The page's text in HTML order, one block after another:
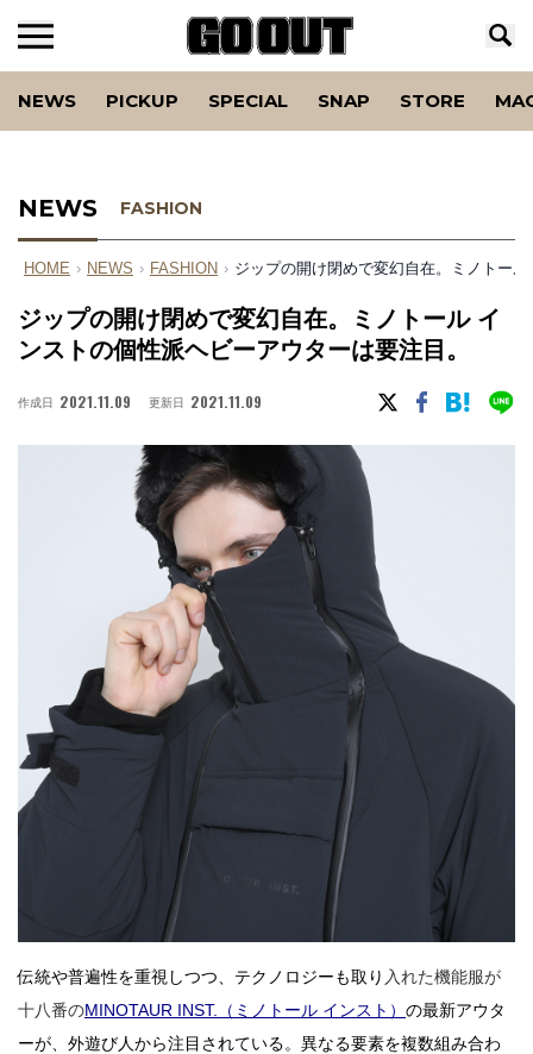
NEWS PICKUP SPECIAL SNAP STORE
NEWS FASHION
HOME › NEWS › FASHION › ジップの開け閉めで変幻自在。ミノトー
ジップの開け閉めで変幻自在。ミノトール イ
ンストの個性派ヘビーアウターは要注目。
作成日 2021.11.09 更新日 2021.11.09
伝統や普遍性を重視しつつ、テクノロジーも取り 入れた機能服が
十八番のMINOTAUR INST.（ミノトール インスト） の最新アウタ
ーが、外遊び人から注目されている。異なる要素を複数組み合わ